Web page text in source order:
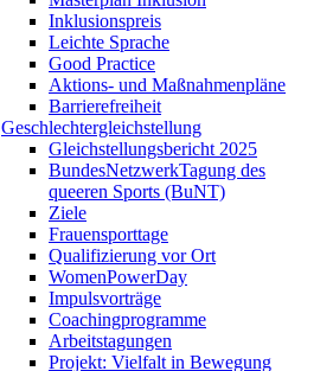
Inklusionspreis
Leichte Sprache
Good Practice
Aktions- und Maßnahmenpläne
Barrierefreiheit
Geschlechtergleichstellung
Gleichstellungsbericht 2025
BundesNetzwerkTagung des
queeren Sports (BuNT)
Ziele
Frauensporttage
Qualifizierung vor Ort
WomenPowerDay
Impulsvorträge
Coachingprogramme
Arbeitstagungen
Projekt: Vielfalt in Bewegung